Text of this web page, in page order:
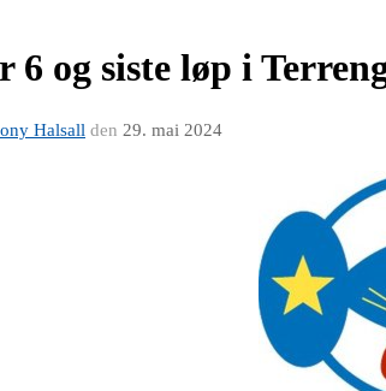
6 og siste løp i
Halsall den 29. mai 2024